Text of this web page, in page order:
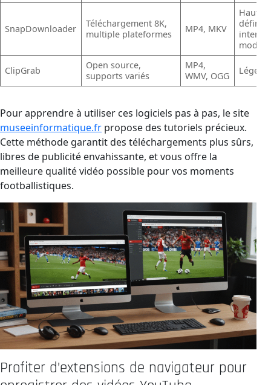
SnapDownloader
Téléchargement 8K,
multiple plateformes
MP4, MKV
Haute
ClipGrab
Open source,
supports variés
MP4,
WMV, OGG
Léger,
Pour apprendre à utiliser ces logiciels pas à pas, le site
museeinformatique.fr propose des tutoriels précieux.
Cette méthode garantit des téléchargements plus sûrs,
libres de publicité envahissante, et vous offre la
meilleure qualité vidéo possible pour vos moments
footballistiques.
Profiter d’extensions de navigateur pour